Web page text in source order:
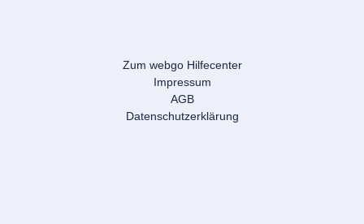
Zum webgo Hilfecenter
Impressum
AGB
Datenschutzerklärung